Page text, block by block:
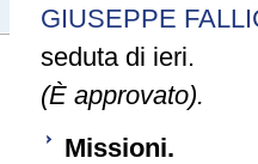
GIUSEPPE
seduta di ieri.
(È approvato).
Missioni.